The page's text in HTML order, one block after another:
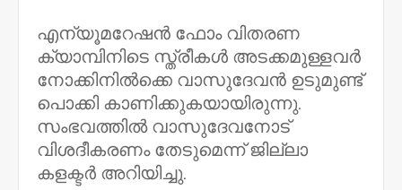
എന്യൂമറേഷൻ ഫോം വിതരണ
ക്യാമ്പിനിടെ സ്ത്രീകൾ അടക്കമുള്ളവർ
നോക്കിനിൽക്കെ വാസുദേവൻ ഉടുമുണ്ട്
പൊക്കി കാണിക്കുകയായിരുന്നു.
സംഭവത്തിൽ വാസുദേവനോട്
വിശദീകരണം തേടുമെന്ന് ജില്ലാ
കളക്ടർ അറിയിച്ചു.